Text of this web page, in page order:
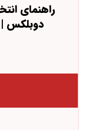
راهنمای
دوبلکس |